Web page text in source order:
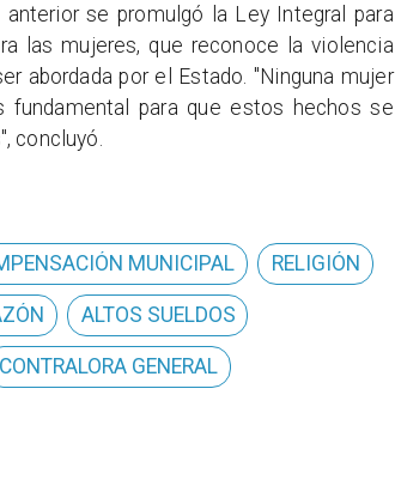
se promulgó la Ley Integral para
las mujeres, que reconoce la violencia
abordada por el Estado. "Ninguna mujer
fundamental para que estos hechos se
concluyó.
MUNICIPAL RELIGIÓN
ALTOS SUELDOS
CONTRALORA GENERAL